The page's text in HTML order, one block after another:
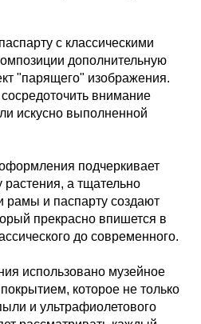
с классическими
дополнительную
"парящего" изображения.
внимание
искусно выполненной
подчеркивает
а тщательно
и паспарту создают
прекрасно впишется в
до современного.
использовано музейное
которое не только
и ультрафиолетового